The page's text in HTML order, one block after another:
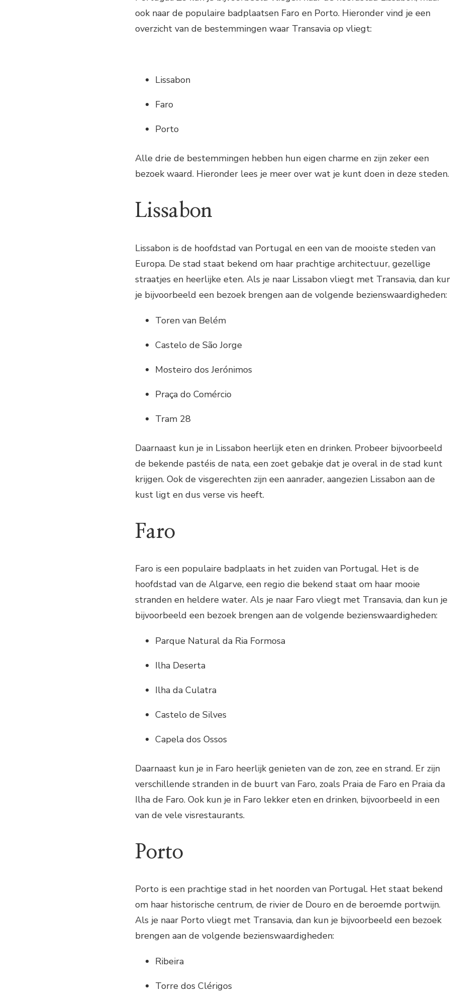
ook naar de populaire badplaatsen Faro en Porto. Hieronder vind je een
overzicht van de bestemmingen waar Transavia op vliegt:
Lissabon
Faro
Porto
Alle drie de bestemmingen hebben hun eigen charme en zijn zeker een
bezoek waard. Hieronder lees je meer over wat je kunt doen in deze steden.
Lissabon
Lissabon is de hoofdstad van Portugal en een van de mooiste steden van
Europa. De stad staat bekend om haar prachtige architectuur, gezellige
straatjes en heerlijke eten. Als je naar Lissabon vliegt met Transavia, dan
je bijvoorbeeld een bezoek brengen aan de volgende bezienswaardigheden:
Toren van Belém
Castelo de São Jorge
Mosteiro dos Jerónimos
Praça do Comércio
Tram 28
Daarnaast kun je in Lissabon heerlijk eten en drinken. Probeer bijvoorbeeld
de bekende pastéis de nata, een zoet gebakje dat je overal in de stad kunt
krijgen. Ook de visgerechten zijn een aanrader, aangezien Lissabon aan de
kust ligt en dus verse vis heeft.
Faro
Faro is een populaire badplaats in het zuiden van Portugal. Het is de
hoofdstad van de Algarve, een regio die bekend staat om haar mooie
stranden en heldere water. Als je naar Faro vliegt met Transavia, dan kun je
bijvoorbeeld een bezoek brengen aan de volgende bezienswaardigheden:
Parque Natural da Ria Formosa
Ilha Deserta
Ilha da Culatra
Castelo de Silves
Capela dos Ossos
Daarnaast kun je in Faro heerlijk genieten van de zon, zee en strand. Er zijn
verschillende stranden in de buurt van Faro, zoals Praia de Faro en Praia da
Ilha de Faro. Ook kun je in Faro lekker eten en drinken, bijvoorbeeld in een
van de vele visrestaurants.
Porto
Porto is een prachtige stad in het noorden van Portugal. Het staat bekend
om haar historische centrum, de rivier de Douro en de beroemde portwijn.
Als je naar Porto vliegt met Transavia, dan kun je bijvoorbeeld een bezoek
brengen aan de volgende bezienswaardigheden:
Ribeira
Torre dos Clérigos